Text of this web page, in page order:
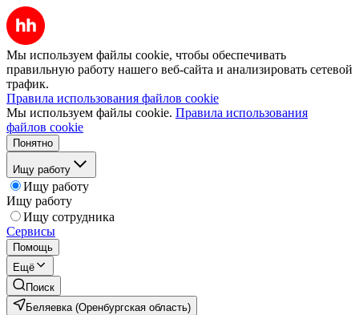
Мы используем файлы cookie, чтобы обеспечивать
правильную работу нашего веб-сайта и анализировать сетевой
трафик.
Правила использования файлов cookie
Мы используем файлы cookie. Правила использования
файлов cookie
Понятно
Ищу работу
Ищу работу
Ищу работу
Ищу сотрудника
Сервисы
Помощь
Ещё
Поиск
Беляевка (Оренбургская область)